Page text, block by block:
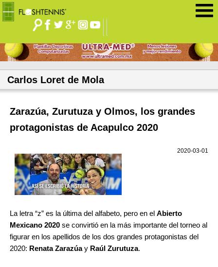
Carlos Loret de Mola
Zarazúa, Zurutuza y Olmos, los grandes
protagonistas de Acapulco 2020
2020-03-01
La letra “z” es la última del alfabeto, pero en el Abierto
Mexicano 2020 se convirtió en la más importante del torneo al
figurar en los apellidos de los dos grandes protagonistas del
2020: Renata Zarazúay Raúl Zurutuza.